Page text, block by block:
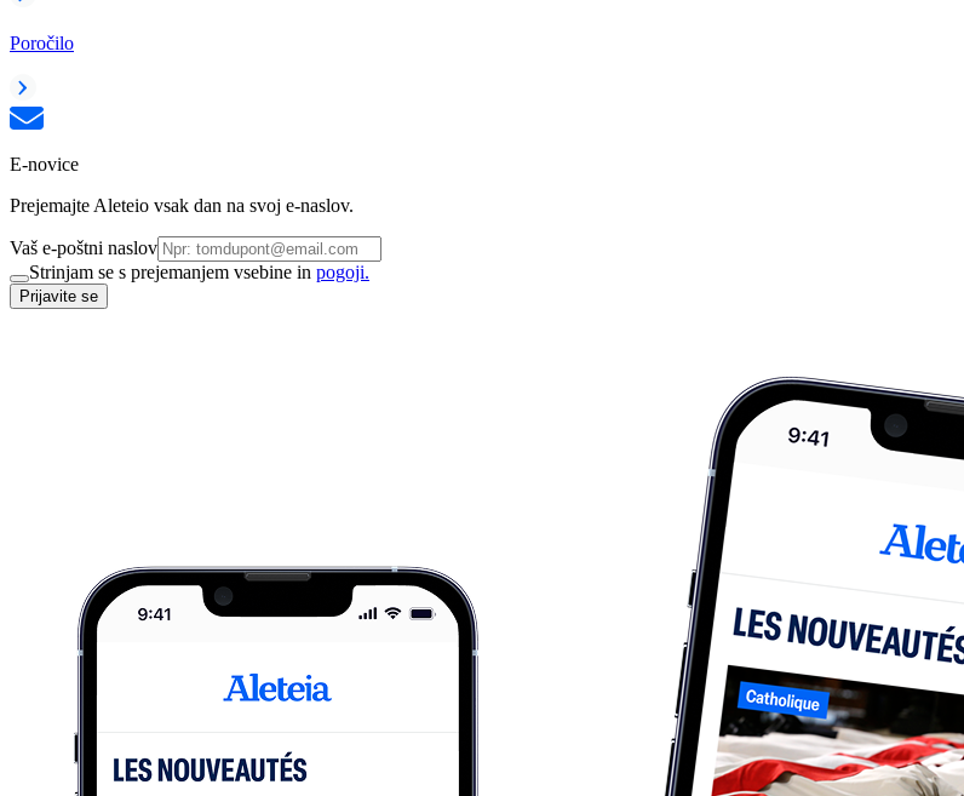
Poročilo
E-novice
Prejemajte Aleteio vsak dan na svoj e-naslov.
Vaš e-poštni naslov
Strinjam se s prejemanjem vsebine in pogoji.
Prijavite se